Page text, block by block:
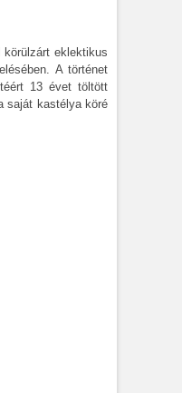
körülzárt eklektikus
A történet
13 évet töltött
saját kastélya köré